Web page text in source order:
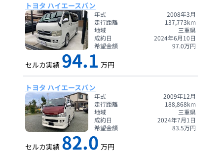
トヨタ ハイエースバン
年式
2008年3月
走行距離
137,773km
地域
三重県
成約日
2024年6月10日
希望金額
97.0万円
セルカ実績 94.1 万円
トヨタ ハイエースバン
年式
2009年12月
走行距離
188,868km
地域
三重県
成約日
2024年7月1日
希望金額
83.5万円
セルカ実績 82.0 万円